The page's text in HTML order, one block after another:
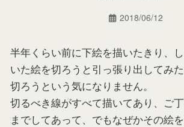
2018/06/12
半年くらい前に下絵を描いたきり、
いた絵を切ろうと引っ張り出してみ
切ろうという気になりません。
切るべき線がすべて描いてあり、ご
までしてあって、でもなぜかその絵